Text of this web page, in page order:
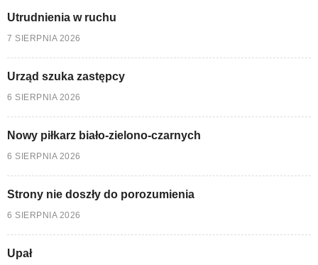
Utrudnienia w ruchu
7 SIERPNIA 2026
Urząd szuka zastępcy
6 SIERPNIA 2026
Nowy piłkarz biało-zielono-czarnych
6 SIERPNIA 2026
Strony nie doszły do porozumienia
6 SIERPNIA 2026
Upał